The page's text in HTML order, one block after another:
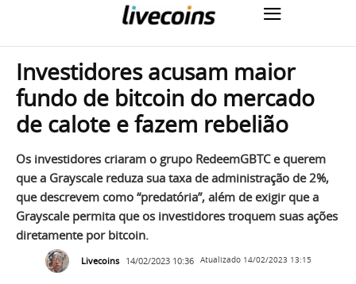
Investidores acusam maior
fundo de bitcoin do mercado
de calote e fazem rebelião
Os investidores criaram o grupo RedeemGBTC e querem
que a Grayscale reduza sua taxa de administração de 2%,
que descrevem como “predatória”, além de exigir que a
Grayscale permita que os investidores troquem suas ações
diretamente por bitcoin.
Livecoins 14/02/2023 10:36 Atualizado 14/02/2023 13:15